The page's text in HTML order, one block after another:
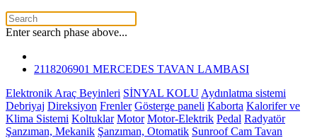
Enter search phase above...
2118206901 MERCEDES TAVAN LAMBASI
Elektronik Araç Beyinleri SİNYAL KOLU Aydınlatma sistemi
Debriyaj Direksiyon Frenler Gösterge paneli Kaborta Kalorifer ve
Klima Sistemi Koltuklar Motor Motor-Elektrik Pedal Radyatör
Şanzıman, Mekanik Şanzıman, Otomatik Sunroof Cam Tavan